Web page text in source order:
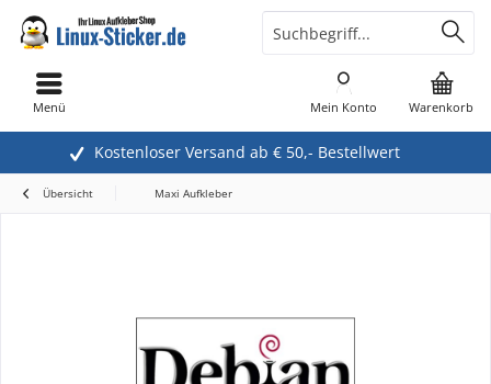
Kostenloser Versand ab € 50,- Bestellwert
Warenkorb
Mein Konto
Menü
Übersicht Maxi Aufkleber